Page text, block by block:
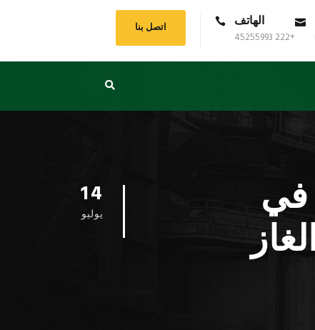
الهاتف
+222 45255993
اتصل بنا
14
يوليو في